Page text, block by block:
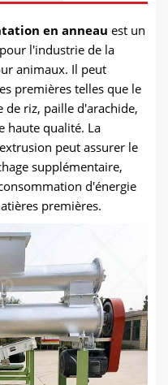
en anneau est un
l'industrie de la
animaux. Il peut
premières telles que le
de riz, paille d'arachide,
haute qualité. La
peut assurer le
supplémentaire,
d'énergie
premières.